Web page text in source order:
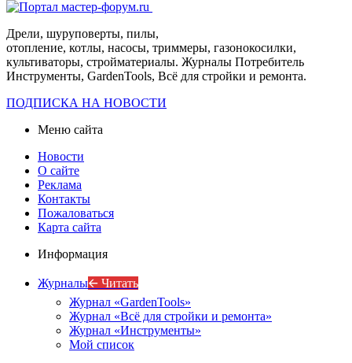
Дрели, шуруповерты, пилы,
отопление, котлы, насосы, триммеры, газонокосилки,
культиваторы, стройматериалы. Журналы Потребитель
Инструменты, GardenTools, Всё для стройки и ремонта.
ПОДПИСКА НА НОВОСТИ
Меню сайта
Новости
О сайте
Реклама
Контакты
Пожаловаться
Карта сайта
Информация
Журналы🡨 Читать
Журнал «GardenTools»
Журнал «Всё для стройки и ремонта»
Журнал «Инструменты»
Мой список